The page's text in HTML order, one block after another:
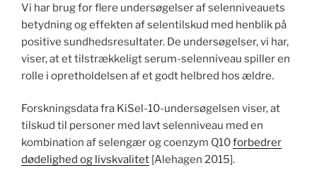
Vi har brug for flere undersøgelser af selenniveauets
betydning og effekten af selentilskud med henblik på
positive sundhedsresultater. De undersøgelser, vi har,
viser, at et tilstrækkeligt serum-selenniveau spiller en
rolle i opretholdelsen af et godt helbred hos ældre.
Forskningsdata fra KiSel-10-undersøgelsen viser, at
tilskud til personer med lavt selenniveau med en
kombination af selengær og coenzym Q10forbedrer
dødelighed og livskvalitet [Alehagen 2015].